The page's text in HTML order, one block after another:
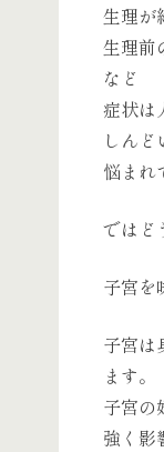
生理が
生理前
など
症状は
しんど
悩まれ
ではど
子宮を
子宮は
ます。
子宮の
強く影